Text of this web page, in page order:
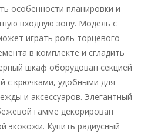
особенности планировки и
входную зону. Модель с
играть роль торцевого
в комплекте и сгладить
шкаф оборудован секцией
с крючками, удобными для
и аксессуаров. Элегантный
гамме декорирован
экокожи. Купить радиусный